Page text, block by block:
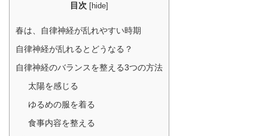
目次 [hide]
春は、自律神経が乱れやすい時期
自律神経が乱れるとどうなる？
自律神経のバランスを整える3つの方法
太陽を感じる
ゆるめの服を着る
食事内容を整える